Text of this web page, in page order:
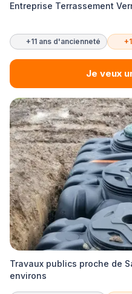
Entreprise Terrassement
+11 ans d'ancienneté
Je veux
Travaux publics proche de
environs